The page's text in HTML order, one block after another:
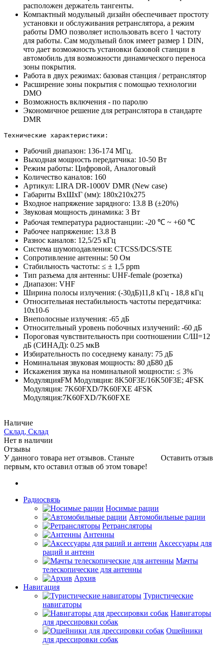
расположен держатель тангенты.
Компактный модульный дизайн обеспечивает простоту
установки и обслуживания ретранслятора, а режим
работы DMO позволяет использовать всего 1 частоту
для работы. Сам модульный блок имеет размер 1 DIN,
что дает возможность установки базовой станции в
автомобиль для возможности динамического переноса
зоны покрытия.
Работа в двух режимах: базовая станция / ретранслятор
Расширение зоны покрытия с помощью технологии
DMO
Возможность включения - по паролю
Экономичное решение для ретранслятора в стандарте
DMR
Технические характеристики:
Рабочий диапазон: 136-174 МГц.
Выходная мощность передатчика: 10-50 Вт
Режим работы: Цифровой, Аналоговый
Количество каналов: 160
Артикул: LIRA DR-1000V DMR (New case)
Габариты ВхШхГ (мм): 180х210х275
Входное напряжение зарядного: 13.8 В (±20%)
Звуковая мощность динамика: 3 Вт
Рабочая температура радиостанции: -20 ℃ ~ +60 ℃
Рабочее напряжение: 13.8 В
Разнос каналов: 12,5/25 кГц
Система шумоподавления: CTCSS/DCS/STE
Сопротивление антенны: 50 Ом
Стабильность частоты: ≤ ± 1,5 ppm
Тип разъема для антенны: UHF-female (розетка)
Диапазон: VHF
Ширина полосы излучения: (-30дБ)11,8 кГц - 18,8 кГц
Относительная нестабильность частоты передатчика:
10х10-6
Внеполосные излучения: -65 дБ
Относительный уровень побочных излучений: -60 дБ
Пороговая чувствительность при соотношении С/Ш=12
дБ (СИНАД): 0.25 мкВ
Избирательность по соседнему каналу: 75 дБ
Номинальная звуковая мощность: 80 дБ80 дБ
Искажения звука на номинальной мощности: ≤ 3%
МодуляцияFM Модуляция: 8K50F3E/16K50F3E; 4FSK
Модуляция: 7K60FXD/7K60FXE 4FSK
Модуляция:7K60FXD/7K60FXE
Наличие
Склад, Склад
Нет в наличии
Отзывы
Оставить отзыв
У данного товара нет отзывов. Станьте
первым, кто оставил отзыв об этом товаре!
Радиосвязь
Носимые рации
Автомобильные рации
Ретрансляторы
Антенны
Аксессуары для
раций и антенн
Мачты
телескопические для антенны
Архив
Навигация
Туристические
навигаторы
Навигаторы
для дрессировки собак
Ошейники
для дрессировки собак